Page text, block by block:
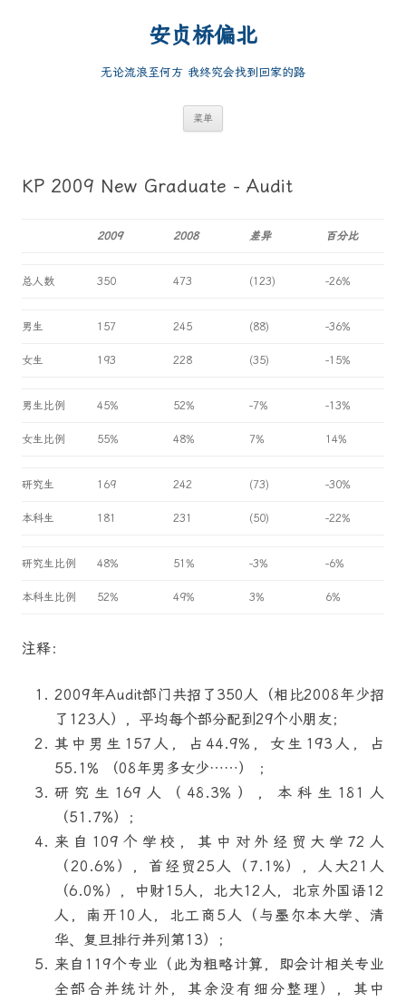
安贞桥偏北
无论流浪至何方 我终究会找到回家的路
菜单
KP 2009 New Graduate - Audit
2009 2008 差异 百分比
总人数 350 473 (123) -26%
男生 157 245 (88) -36%
女生 193 228 (35) -15%
男生比例 45% 52% -7% -13%
女生比例 55% 48% 7% 14%
研究生 169 242 (73) -30%
本科生 181 231 (50) -22%
研究生比例 48% 51% -3% -6%
本科生比例 52% 49% 3% 6%
注释：
2009年Audit部门共招了350人（相比2008年少招
了123人），平均每个部分配到29个小朋友；
其中男生157人，占44.9%，女生193人，占
55.1% （08年男多女少……） ；
研究生169人（48.3%），本科生181人
（51.7%）；
来自109个学校，其中对外经贸大学72人
（20.6%），首经贸25人（7.1%），人大21人
（6.0%），中财15人，北大12人，北京外国语12
人，南开10人，北工商5人（与墨尔本大学、清
华、复旦排行并列第13）；
来自119个专业（此为粗略计算，即会计相关专业
全部合并统计外，其余没有细分整理），其中